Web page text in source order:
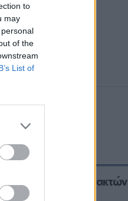
to
may
of the
List of
Επιλογές των Συντακτών